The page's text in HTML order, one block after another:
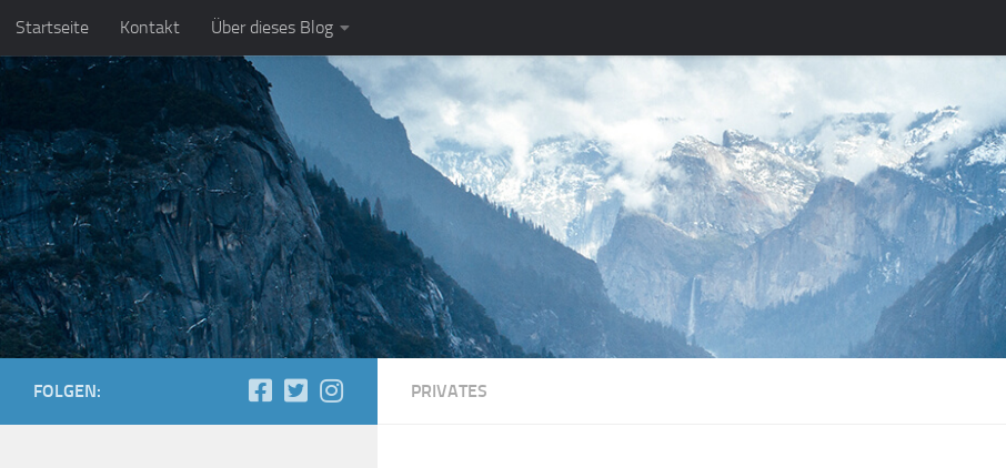
Zum Inhalt springen
Startseite Kontakt Über dieses Blog
PRIVATES
FOLGEN: